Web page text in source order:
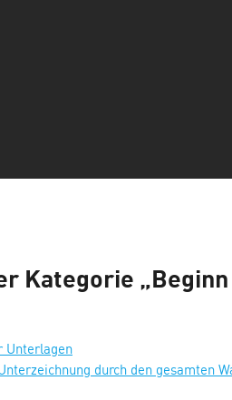
Kategorie
Unterlagen
durch den gesamten